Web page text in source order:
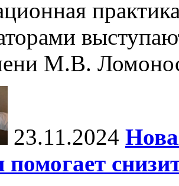
М.В.
23.11.2024
помогает